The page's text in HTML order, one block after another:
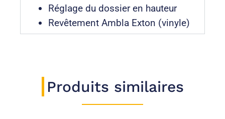
Réglage du dossier en hauteur
Revêtement Ambla Exton (vinyle)
Produits similaires